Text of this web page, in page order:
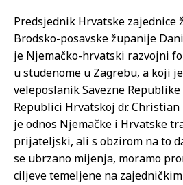
Predsjednik Hrvatske zajednice
Brodsko-posavske županije
je Njemačko-hrvatski razvojni
u studenome u Zagrebu, a koji
veleposlanik Savezne
Republici Hrvatskoj dr.
je odnos Njemačke i Hrvatske
prijateljski, ali s obzirom na to
se ubrzano mijenja, moramo
ciljeve temeljene na